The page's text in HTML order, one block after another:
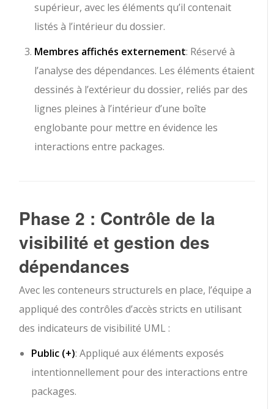
supérieur, avec les éléments qu’il contenait
listés à l’intérieur du dossier.
Membres affichés externement: Réservé à
l’analyse des dépendances. Les éléments étaient
dessinés à l’extérieur du dossier, reliés par des
lignes pleines à l’intérieur d’une boîte
englobante pour mettre en évidence les
interactions entre packages.
Phase 2 : Contrôle de la
visibilité et gestion des
dépendances
Avec les conteneurs structurels en place, l’équipe a
appliqué des contrôles d’accès stricts en utilisant
des indicateurs de visibilité UML :
Public (+): Appliqué aux éléments exposés
intentionnellement pour des interactions entre
packages.